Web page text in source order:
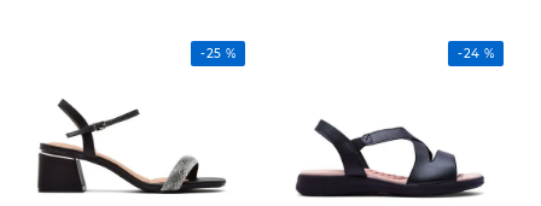
-25 % -24 %